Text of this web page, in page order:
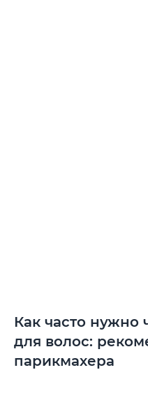
Как часто нужно
для волос:
парикмахера